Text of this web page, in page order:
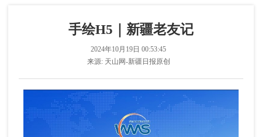
手绘H5｜新疆老友记
2024年10月19日 00:53:45
来源: 天山网-新疆日报原创